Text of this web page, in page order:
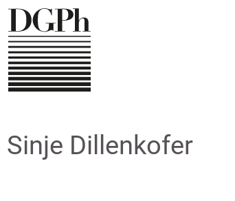
Direkt
zum
Inhalt
Sinje Dillenkofer